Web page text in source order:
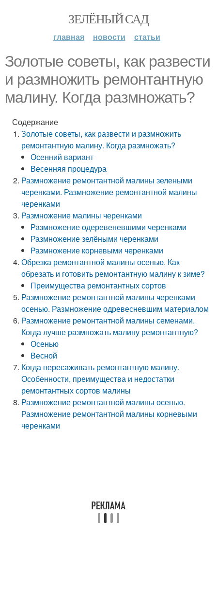
ЗЕЛЁНЫЙ САД
главная новости статьи
Золотые советы, как развести
и размножить ремонтантную
малину. Когда размножать?
Содержание
Золотые советы, как развести и размножить
ремонтантную малину. Когда размножать?
Осенний вариант
Весенняя процедура
Размножение ремонтантной малины зелеными
черенками. Размножение ремонтантной малины
черенками
Размножение малины черенками
Размножение одеревеневшими черенками
Размножение зелёными черенками
Размножение корневыми черенками
Обрезка ремонтантной малины осенью. Как
обрезать и готовить ремонтантную малину к зиме?
Преимущества ремонтантных сортов
Размножение ремонтантной малины черенками
осенью. Размножение одревесневшим материалом
Размножение ремонтантной малины семенами.
Когда лучше размножать малину ремонтантную?
Осенью
Весной
Когда пересаживать ремонтантную малину.
Особенности, преимущества и недостатки
ремонтантных сортов малины
Размножение ремонтантной малины осенью.
Размножение ремонтантной малины корневыми
черенками